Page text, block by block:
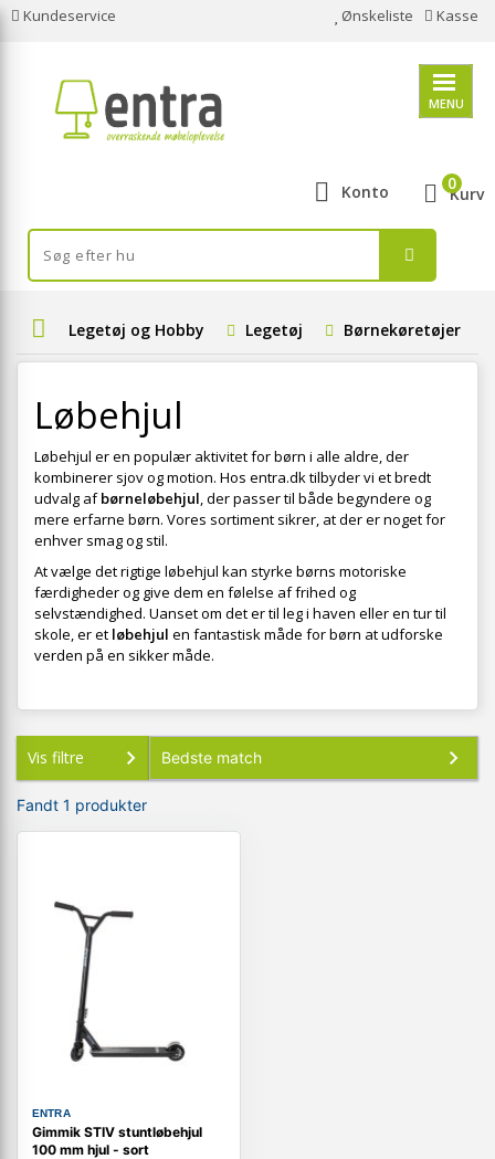
Kundeservice Ønskeliste Kasse
MENU
Konto Kurv
0
Legetøj og Hobby Legetøj Børnekøretøjer
Løbehjul
Løbehjul er en populær aktivitet for børn i alle aldre, der
kombinerer sjov og motion. Hos entra.dk tilbyder vi et bredt
udvalg afbørneløbehjul, der passer til både begyndere og
mere erfarne børn. Vores sortiment sikrer, at der er noget for
enhver smag og stil.
At vælge det rigtige løbehjul kan styrke børns motoriske
færdigheder og give dem en følelse af frihed og
selvstændighed. Uanset om det er til leg i haven eller en tur til
skole, er et løbehjul en fantastisk måde for børn at udforske
verden på en sikker måde.
Vis filtre
Fandt 1 produkter
ENTRA
Gimmik STIV stuntløbehjul
100 mm hjul - sort